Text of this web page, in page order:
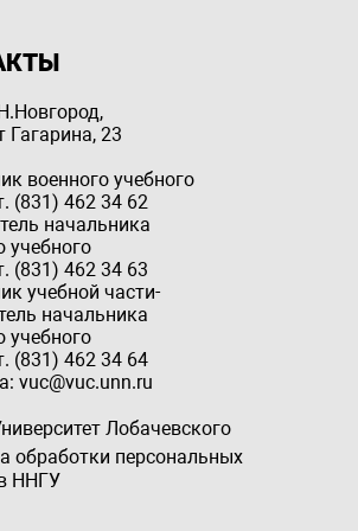
Гагарина, 23
военного учебного
(831) 462 34 62
начальника
учебного
(831) 462 34 63
учебной части-
начальника
учебного
(831) 462 34 64
vuc@vuc.unn.ru
Лобачевского
обработки персональных
ННГУ